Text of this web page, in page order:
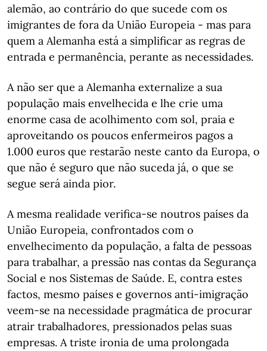
alemão, ao contrário do que sucede com os
imigrantes de fora da União Europeia - mas para
quem a Alemanha está a simplificar as regras de
entrada e permanência, perante as necessidades.
A não ser que a Alemanha externalize a sua
população mais envelhecida e lhe crie uma
enorme casa de acolhimento com sol, praia e
aproveitando os poucos enfermeiros pagos a
1.000 euros que restarão neste canto da Europa, o
que não é seguro que não suceda já, o que se
segue será ainda pior.
A mesma realidade verifica-se noutros países da
União Europeia, confrontados com o
envelhecimento da população, a falta de pessoas
para trabalhar, a pressão nas contas da Segurança
Social e nos Sistemas de Saúde. E, contra estes
factos, mesmo países e governos anti-imigração
veem-se na necessidade pragmática de procurar
atrair trabalhadores, pressionados pelas suas
empresas. A triste ironia de uma prolongada